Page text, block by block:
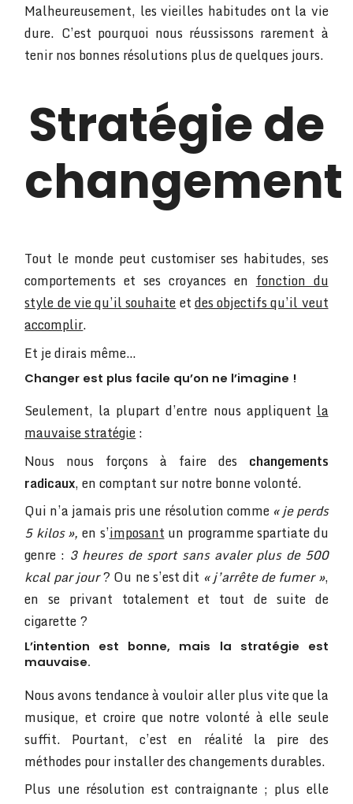
Malheureusement, les vieilles habitudes ont la vie
dure. C’est pourquoi nous réussissons rarement à
tenir nos bonnes résolutions plus de quelques jours.
Stratégie de
changement
Tout le monde peut customiser ses habitudes, ses
comportements et ses croyances en fonction du
style de vie qu’il souhaiteetdes objectifs qu’il veut
accomplir.
Et je dirais même…
Changer est plus facile qu’on ne l’imagine !
Seulement, la plupart d’entre nous appliquent la
mauvaise stratégie:
Nous nous forçons à faire des changements
radicaux, en comptant sur notre bonne volonté.
Qui n’a jamais pris une résolution comme « je perds
5 kilos », en s’imposantun programme spartiate du
genre : 3 heures de sport sans avaler plus de 500
kcal par jour? Ou ne s’est dit « j’arrête de fumer »,
en se privant totalement et tout de suite de
cigarette ?
L’intention est bonne, mais la stratégie est
mauvaise.
Nous avons tendance à vouloir aller plus vite que la
musique, et croire que notre volonté à elle seule
suffit. Pourtant, c’est en réalité la pire des
méthodes pour installer des changements durables.
Plus une résolution est contraignante ; plus elle